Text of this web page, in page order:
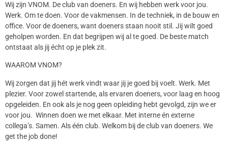
Wij zijn VNOM. De club van doeners. En wij hebben werk voor jou.
Werk. Om te doen. Voor de vakmensen. In de techniek, in de bouw en
office. Voor de doeners, want doeners staan nooit stil. Jij wilt goed
geholpen worden. En dat begrijpen wij al te goed. De beste match
ontstaat als jij écht op je plek zit.
WAAROM VNOM?
Wij zorgen dat jij hét werk vindt waar jij je goed bij voelt. Werk. Met
plezier. Voor zowel startende, als ervaren doeners, voor laag en hoog
opgeleiden. En ook als je nog geen opleiding hebt gevolgd, zijn we er
voor jou. Winnen doen we met elkaar. Met interne én externe
collega’s. Samen. Als één club. Welkom bij de club van doeners. We
get the job done!